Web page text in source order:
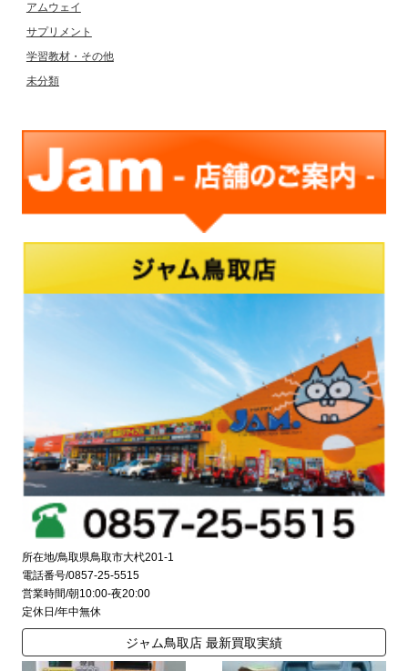
アムウェイ
サプリメント
学習教材・その他
未分類
所在地/鳥取県鳥取市大杙201-1
電話番号/0857-25-5515
営業時間/朝10:00-夜20:00
定休日/年中無休
ジャム鳥取店 最新買取実績